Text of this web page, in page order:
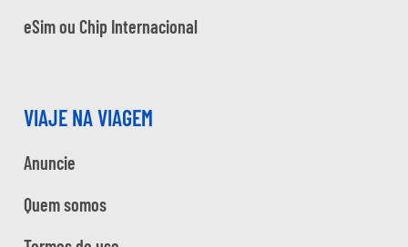
eSim ou Chip Internacional
VIAJE NA VIAGEM
Anuncie
Quem somos